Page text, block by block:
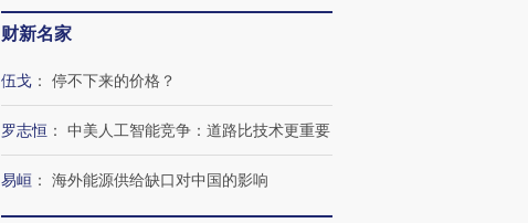
财新名家
伍戈 ： 停不下来的价格？
罗志恒 ： 中美人工智能竞争：道路比技术更重要
易峘 ： 海外能源供给缺口对中国的影响